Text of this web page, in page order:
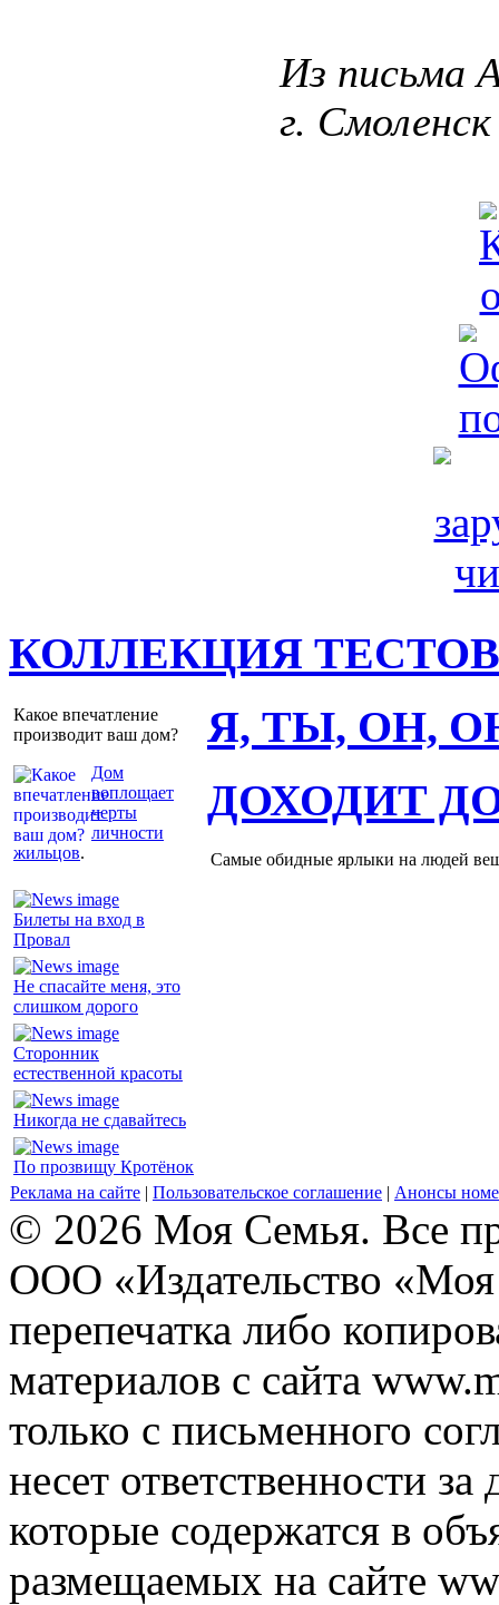
Из письма
г. Смоленск
КОЛЛЕКЦИЯ ТЕСТОВ
Какое впечатление
производит ваш дом?
Дом
воплощает
черты
личности
жильцов.
Я, ТЫ, ОН,
Билеты на вход в
Провал
Не спасайте меня, это
слишком дорого
Сторонник
естественной красоты
Никогда не сдавайтесь
По прозвищу Кротёнок
ДОХОДИТ
Самые обидные ярлыки на людей
Реклама на сайте | Пользовательское соглашение | Анонсы
© 2026 Моя Семья. Все
ООО «Издательство
перепечатка либо
материалов с сайта
только с письменного
несет ответственности
которые содержатся в
размещаемых на сайте